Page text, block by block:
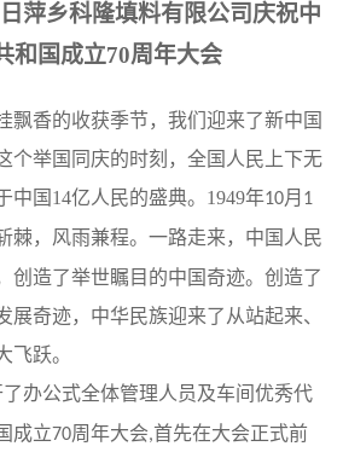
萍乡科隆填料有限公司庆祝中
和国成立70周年大会
飘香的收获季节，我们迎来了新中国
个举国同庆的时刻，全国人民上下无
中国 14亿人民的盛典。 1949年10月 1
棘，风雨兼程。一路走来，中国人民
创造了举世瞩目的中国奇迹。创造了
展奇迹，中华民族迎来了从站起来、
飞跃。
了办公式全体管理人员及车间优秀代
成立70周年大会,首先在大会正式前